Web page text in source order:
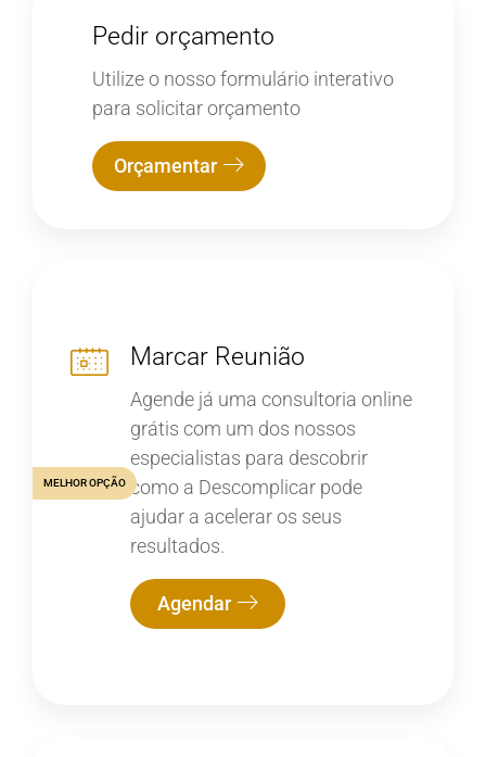
Pedir orçamento
Utilize o nosso formulário interativo
para solicitar orçamento
Orçamentar
Marcar Reunião
Agende já uma consultoria online
grátis com um dos nossos
especialistas para descobrir
como a Descomplicar pode
ajudar a acelerar os seus
resultados.
Agendar
MELHOR OPÇÃO